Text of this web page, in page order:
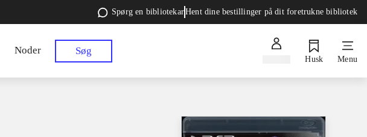
Spørg en bibliotekarHent dine bestillinger på dit foretrukne bibliotek
Noder Søg
Husk Menu